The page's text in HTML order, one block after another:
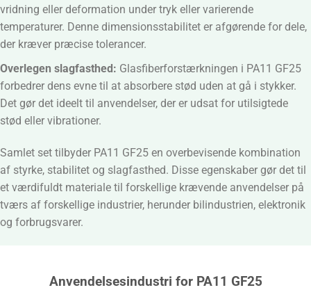
vridning eller deformation under tryk eller varierende
temperaturer. Denne dimensionsstabilitet er afgørende for dele,
der kræver præcise tolerancer.
Overlegen slagfasthed: Glasfiberforstærkningen i PA11 GF25
forbedrer dens evne til at absorbere stød uden at gå i stykker.
Det gør det ideelt til anvendelser, der er udsat for utilsigtede
stød eller vibrationer.
Samlet set tilbyder PA11 GF25 en overbevisende kombination
af styrke, stabilitet og slagfasthed. Disse egenskaber gør det til
et værdifuldt materiale til forskellige krævende anvendelser på
tværs af forskellige industrier, herunder bilindustrien, elektronik
og forbrugsvarer.
Anvendelsesindustri for PA11 GF25